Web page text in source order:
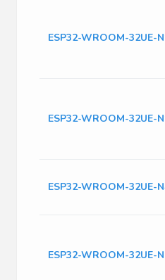
ESP32-WROOM-32UE-
ESP32-WROOM-32UE-
ESP32-WROOM-32UE-
ESP32-WROOM-32UE-